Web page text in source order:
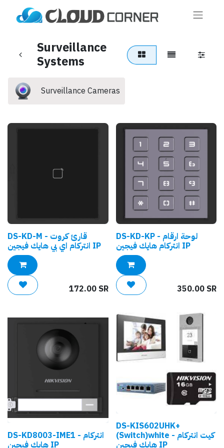
Surveillance
Systems
Surveillance Cameras
DS-KD-M - قارئ كروت
انتركام اي بي هايك فيجين IP
172.00SR
DS-KD-KP - لوحة ارقام
انتركام هايك فيجين IP
350.00 SR
DS-KD8003-IME1 - انتركام
هايك فيجين IP
DS-KIS602UHK+
(Switch)white - كيت انتركام
هايك فيجين IP